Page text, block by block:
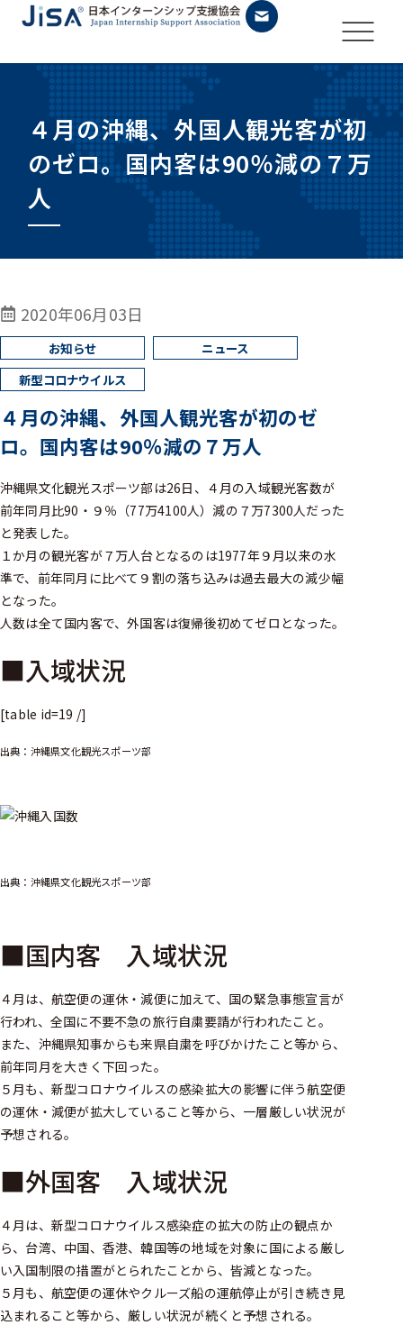
４月の沖縄、外国人観光客が初
のゼロ。国内客は90％減の７万
人
2020年06月03日
４月の沖縄、外国人観光客が初のゼ
ロ。国内客は90％減の７万人
沖縄県文化観光スポーツ部は26日、４月の入域観光客数が
前年同月比90・９％（77万4100人）減の７万7300人だった
と発表した。
１か月の観光客が７万人台となるのは1977年９月以来の水
準で、前年同月に比べて９割の落ち込みは過去最大の減少幅
となった。
人数は全て国内客で、外国客は復帰後初めてゼロとなった。
■入域状況
[table id=19 /]
出典：沖縄県文化観光スポーツ部
出典：沖縄県文化観光スポーツ部
■国内客 入域状況
４月は、航空便の運休・減便に加えて、国の緊急事態宣言が
行われ、全国に不要不急の旅行自粛要請が行われたこと。
また、沖縄県知事からも来県自粛を呼びかけたこと等から、
前年同月を大きく下回った。
５月も、新型コロナウイルスの感染拡大の影響に伴う航空便
の運休・減便が拡大していること等から、一層厳しい状況が
予想される。
■外国客 入域状況
４月は、新型コロナウイルス感染症の拡大の防止の観点か
ら、台湾、中国、香港、韓国等の地域を対象に国による厳し
い入国制限の措置がとられたことから、皆減となった。
５月も、航空便の運休やクルーズ船の運航停止が引き続き見
込まれること等から、厳しい状況が続くと予想される。